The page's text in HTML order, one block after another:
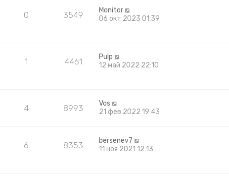
0 3549
Monitor
06 окт 2023 01:39
1 4461
Pulp
12 май 2022 22:10
4 8993
Vos
21 фев 2022 19:43
6 8353
bersenev7
11 ноя 2021 12:13